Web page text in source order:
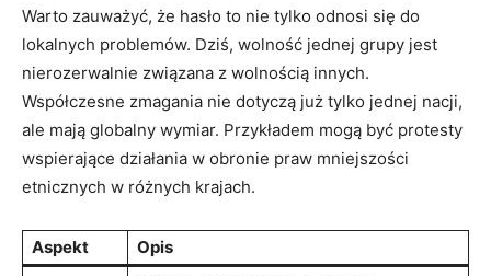
Warto zauważyć, że hasło ‌to nie tylko odnosi się do
lokalnych problemów. ⁤Dziś,​ wolność jednej grupy ⁣jest
nierozerwalnie ‌związana z wolnością ⁤innych.
Współczesne zmagania nie dotyczą już tylko⁢ jednej nacji,
ale mają globalny wymiar. Przykładem mogą być protesty‍
wspierające działania⁢ w‌ obronie praw mniejszości
etnicznych w różnych krajach.
Aspekt Opis